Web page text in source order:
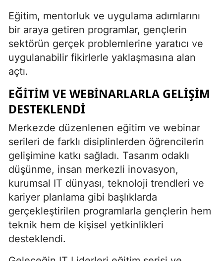
Eğitim, mentorluk ve uygulama adımlarını
bir araya getiren programlar, gençlerin
sektörün gerçek problemlerine yaratıcı ve
uygulanabilir fikirlerle yaklaşmasına alan
açtı.
EĞITIM VE WEBINARLARLA GELIŞIM
DESTEKLENDI
Merkezde düzenlenen eğitim ve webinar
serileri de farklı disiplinlerden öğrencilerin
gelişimine katkı sağladı. Tasarım odaklı
düşünme, insan merkezli inovasyon,
kurumsal IT dünyası, teknoloji trendleri ve
kariyer planlama gibi başlıklarda
gerçekleştirilen programlarla gençlerin hem
teknik hem de kişisel yetkinlikleri
desteklendi.